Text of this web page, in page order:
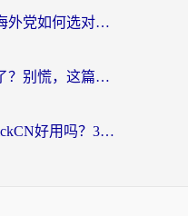
Ubuntu翻墙回国攻略：海外党如何选对加速器，无缝刷国内剧玩游戏？
归雁加速器怎么用不了了？别慌，这篇指南教你如何丝滑“回家”
海外党必看：斧牛和ChickCN好用吗？3款热门加速器实测+番茄加速器深度体验